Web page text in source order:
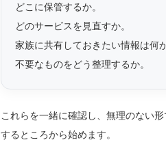
どこに保管するか。
どのサービスを見直すか。
家族に共有しておきたい情報は何か
不要なものをどう整理するか。
これらを一緒に確認し、無理のない
するところから始めます。